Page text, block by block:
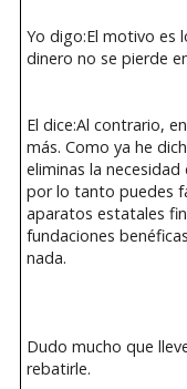
Yo digo:El motivo es
dinero no se pierde
El dice:Al contrario,
más. Como ya he
eliminas la
por lo tanto puedes
aparatos estatales
fundaciones
nada.
Dudo mucho que
rebatirle.